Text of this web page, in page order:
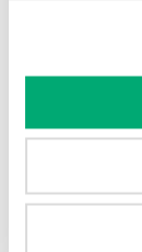
Oder rufen